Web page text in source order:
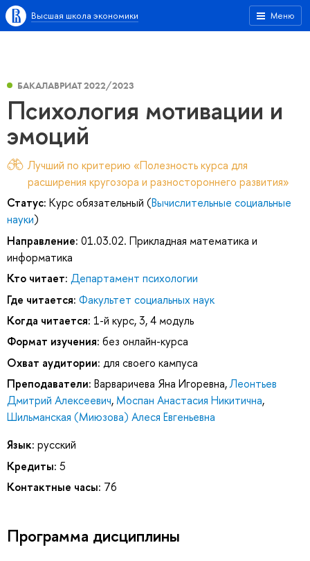
Меню
Высшая школа экономики
БАКАЛАВРИАТ 2022/2023
Психология мотивации и
эмоций
Лучший по критерию «Полезность курса для
расширения кругозора и разностороннего развития»
Статус: Курс обязательный (Вычислительные социальные
науки)
Направление: 01.03.02. Прикладная математика и
информатика
Кто читает: Департамент психологии
Где читается: Факультет социальных наук
Когда читается: 1-й курс, 3, 4 модуль
Формат изучения: без онлайн-курса
Охват аудитории: для своего кампуса
Преподаватели: Варваричева Яна Игоревна,Леонтьев
Дмитрий Алексеевич, Моспан Анастасия Никитична,
Шильманская (Миюзова) Алеся Евгеньевна
Язык: русский
Кредиты: 5
Контактные часы: 76
Программа дисциплины